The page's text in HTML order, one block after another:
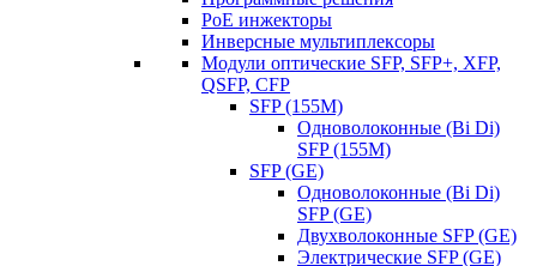
PoE инжекторы
Инверсные мультиплексоры
Модули оптические SFP, SFP+, XFP,
QSFP, CFP
SFP (155M)
Одноволоконные (Bi Di)
SFP (155M)
SFP (GE)
Одноволоконные (Bi Di)
SFP (GE)
Двухволоконные SFP (GE)
Электрические SFP (GE)